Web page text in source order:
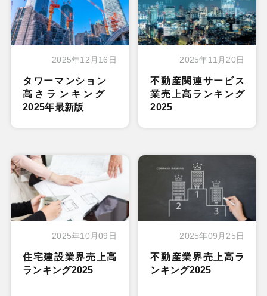
2025年12月16日
タワーマンション
高さランキング
2025年最新版
2025年11月20日
不動産関連サービス
業売上高ランキング
2025
2025年10月09日
住宅建設業界売上高
ランキング2025
2025年09月25日
不動産業界売上高ラ
ンキング2025